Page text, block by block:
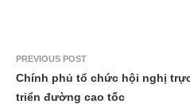
PREVIOUS POST
Chính phủ tổ chức hội nghị
triển đường cao tốc